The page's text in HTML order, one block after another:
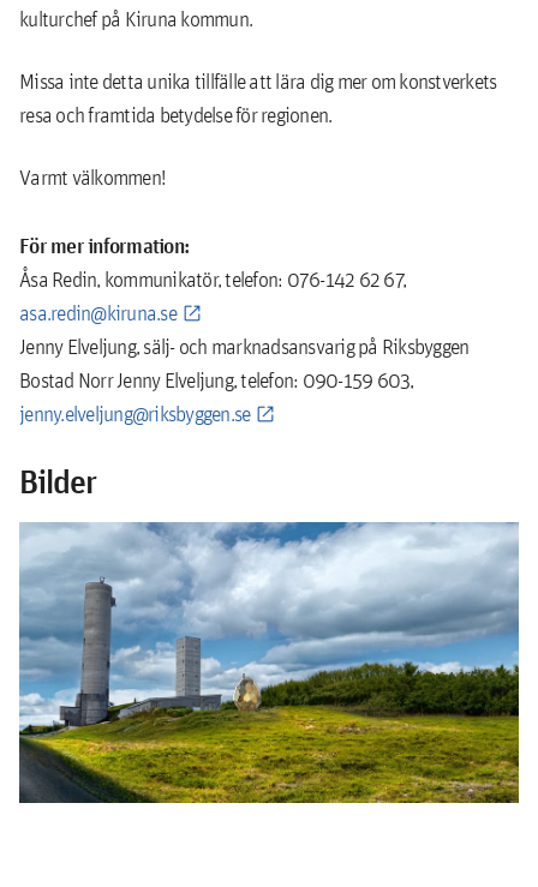
kulturchef på Kiruna kommun.
Missa inte detta unika tillfälle att lära dig mer om konstverkets
resa och framtida betydelse för regionen.
Varmt välkommen!
För mer information:
Åsa Redin, kommunikatör, telefon: 076-142 62 67,
asa.redin@kiruna.se
Jenny Elveljung, sälj- och marknadsansvarig på Riksbyggen
Bostad Norr Jenny Elveljung, telefon: 090-159 603,
jenny.elveljung@riksbyggen.se
Bilder